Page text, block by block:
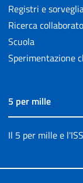
Registri e
Ricerca
Scuola
Sperimentazione
5 per mille
Il 5 per mille e l'ISS